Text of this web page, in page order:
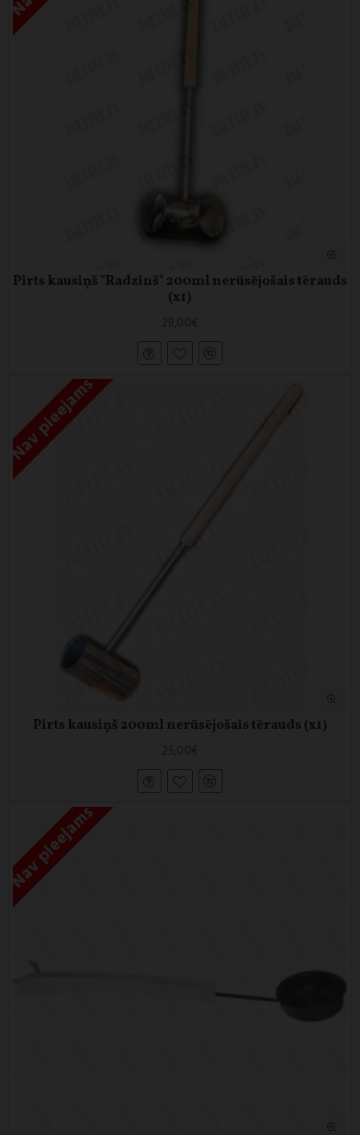
Pirts kausiņš "Radzinš" 200ml nerūsējošais tērauds
(x1)
Nav pieejams
Pirts kausiņš 200ml nerūsējošais tērauds (x1)
Nav pieejams